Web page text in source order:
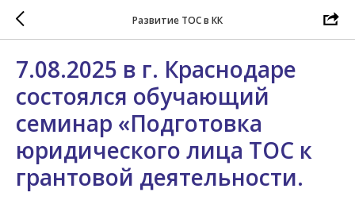
Развитие ТОС в КК
7.08.2025 в г. Краснодаре
состоялся обучающий
семинар «Подготовка
юридического лица ТОС к
грантовой деятельности.